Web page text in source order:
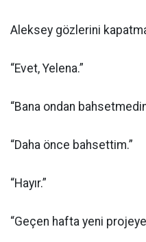
Aleksey gözlerini
“Evet, Yelena.”
“Bana ondan
“Daha önce bahsettim.”
“Hayır.”
“Geçen hafta yeni projeye